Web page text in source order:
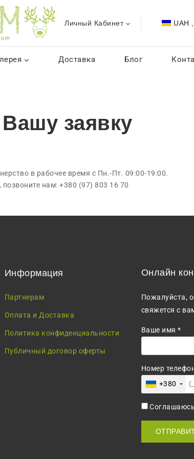
Личный Кабинет UAH
Доставка Блог
заявку
в рабочее время с Пн.-Пт. 09:00-19:00.
нам: +380 (97) 803 16 70
Информация
Партнерам
Оплата и Доставка
Политика конфиденциальности
Публичный договор оферты
Онлайн
Пожалуйста,
свяжется с
Ваше имя *
Номер
+380